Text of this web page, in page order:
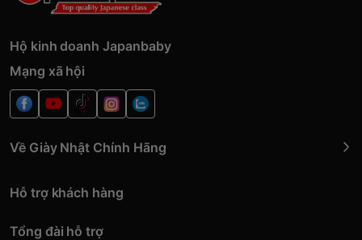
Hộ kinh doanh Japanbaby
Mạng xã hội
Về Giày Nhật Chính Hãng
Hỗ trợ khách hàng
Tổng đài hỗ trợ